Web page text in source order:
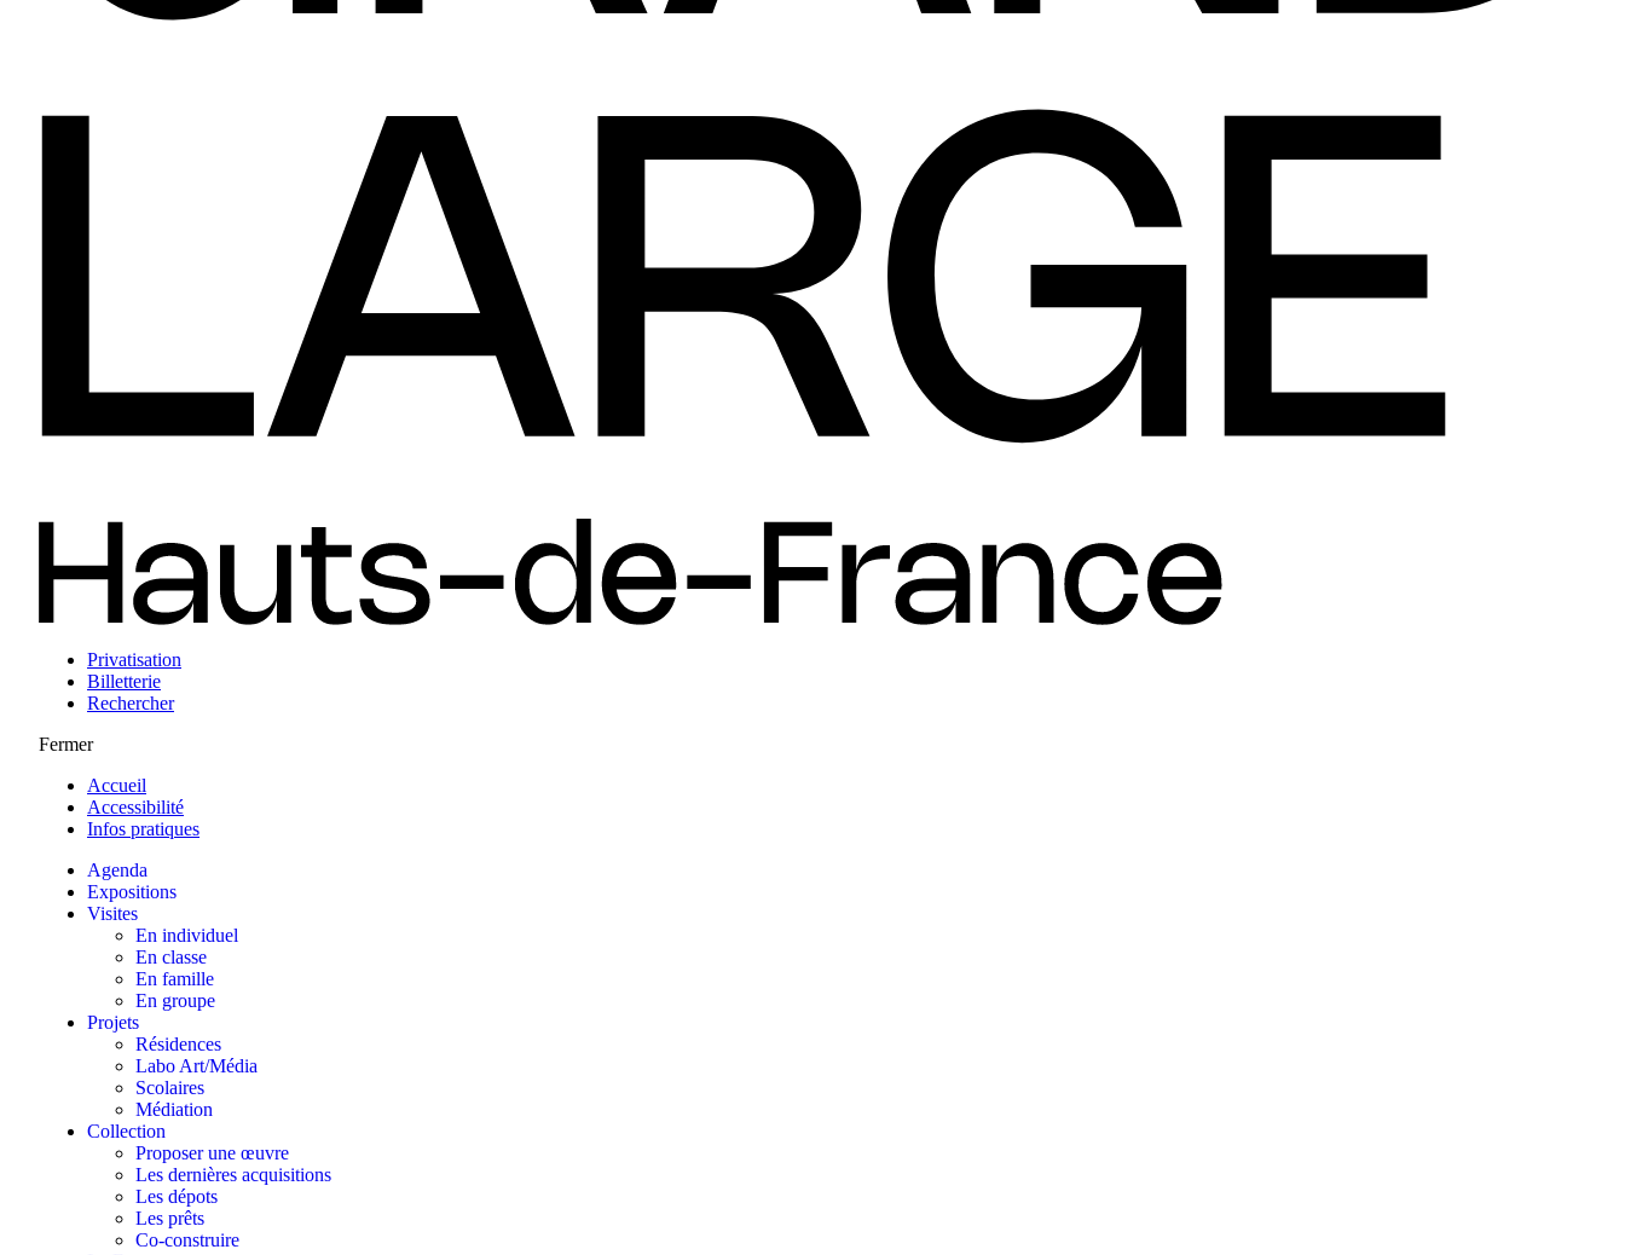
Privatisation
Billetterie
Rechercher
Fermer
Accueil
Accessibilité
Infos pratiques
Agenda
Expositions
Visites
En individuel
En classe
En famille
En groupe
Projets
Résidences
Labo Art/Média
Scolaires
Médiation
Collection
Proposer une œuvre
Les dernières acquisitions
Les dépots
Les prêts
Co-construire